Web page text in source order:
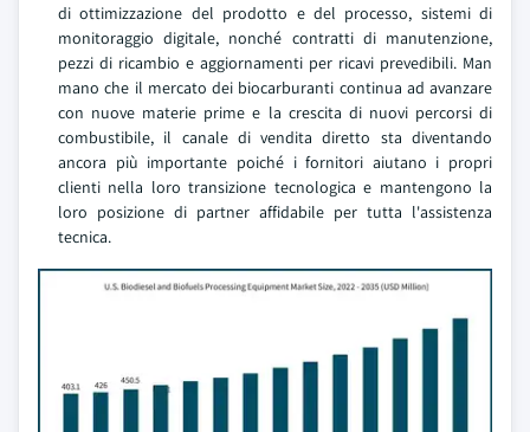
di ottimizzazione del prodotto e del processo, sistemi di
monitoraggio digitale, nonché contratti di manutenzione,
pezzi di ricambio e aggiornamenti per ricavi prevedibili. Man
mano che il mercato dei biocarburanti continua ad avanzare
con nuove materie prime e la crescita di nuovi percorsi di
combustibile, il canale di vendita diretto sta diventando
ancora più importante poiché i fornitori aiutano i propri
clienti nella loro transizione tecnologica e mantengono la
loro posizione di partner affidabile per tutta l'assistenza
tecnica.